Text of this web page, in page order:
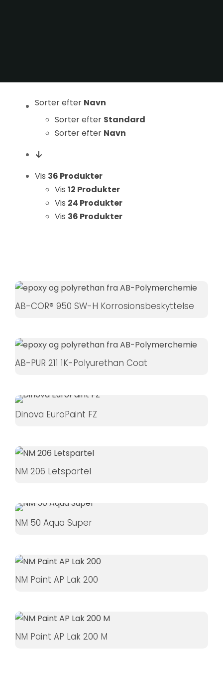
Sorter efter Navn
Sorter efter Standard
Sorter efter Navn
Vis 36 Produkter
Vis 12 Produkter
Vis 24 Produkter
Vis 36 Produkter
AB-COR® 950 SW-H Korrosionsbeskyttelse
AB-PUR 211 1K-Polyurethan Coat
Dinova EuroPaint FZ
NM 206 Letspartel
NM 50 Aqua Super
NM Paint AP Lak 200
NM Paint AP Lak 200 M
fra hvordan
bruges.
For at vores
skal fungere
så godt som
muligt under
dit besøg.
nogle
funktioner fra
hjemmesiden.
Marketing
dele dine
og
adfærd,
når du
øger du
chancen
tilpasset
indhold og